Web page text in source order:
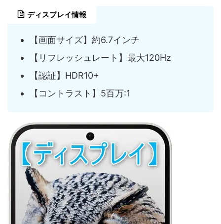
ディスプレイ情報
【画面サイズ】約6.7インチ
【リフレッシュレート】最大120Hz
【認証】HDR10+
【コントラスト】5百万:1